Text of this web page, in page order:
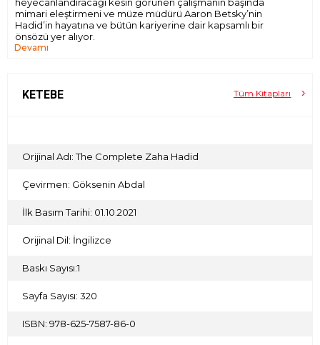
heyecanlandıracağı kesin görünen çalışmanın başında
mimari eleştirmeni ve müze müdürü Aaron Betsky’nin
Hadid’in hayatına ve bütün kariyerine dair kapsamlı bir
önsözü yer alıyor.
Devamı
KETEBE Tüm Kitapları
Orijinal Adı: The Complete Zaha Hadid
Çevirmen: Göksenin Abdal
İlk Basım Tarihi: 01.10.2021
Orijinal Dil: İngilizce
Baskı Sayısı:1
Sayfa Sayısı: 320
ISBN: 978-625-7587-86-0